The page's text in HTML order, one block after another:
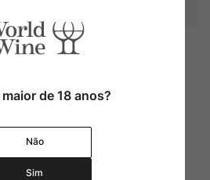
Cada variedade estagia 12
meses em barricas novas de
afinamento, cria-se o blend e
novas de carvalho francês.
afina em garrafas durante 8
de 18 anos?
Não
Sim